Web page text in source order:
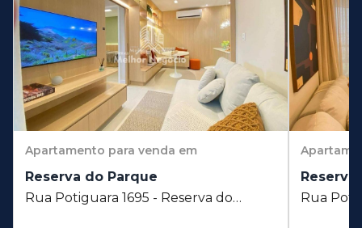
Apartamento para venda em
Reserva do Parque
Rua Potiguara 1695 - Reserva do
Rua